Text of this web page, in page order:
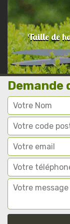
Taille de
Demande